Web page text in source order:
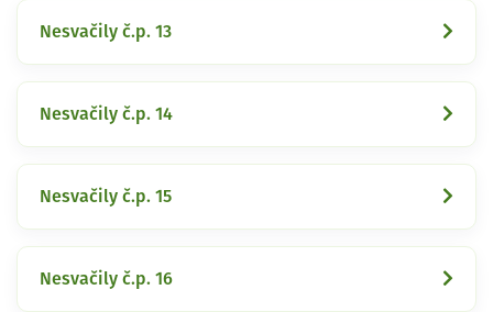
Nesvačily č.p. 13
Nesvačily č.p. 14
Nesvačily č.p. 15
Nesvačily č.p. 16